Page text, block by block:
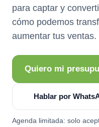
para captar y
cómo podemos
aumentar tus ventas.
Quiero mi
Hablar por
Agenda limitada: solo